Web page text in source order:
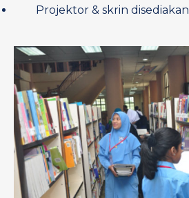
Projektor & skrin disediakan